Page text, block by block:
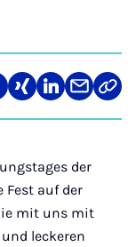
Teilen
auf
Teilen
auf
Teilen
über
Link
der
Fest auf der
mit uns mit
leckeren